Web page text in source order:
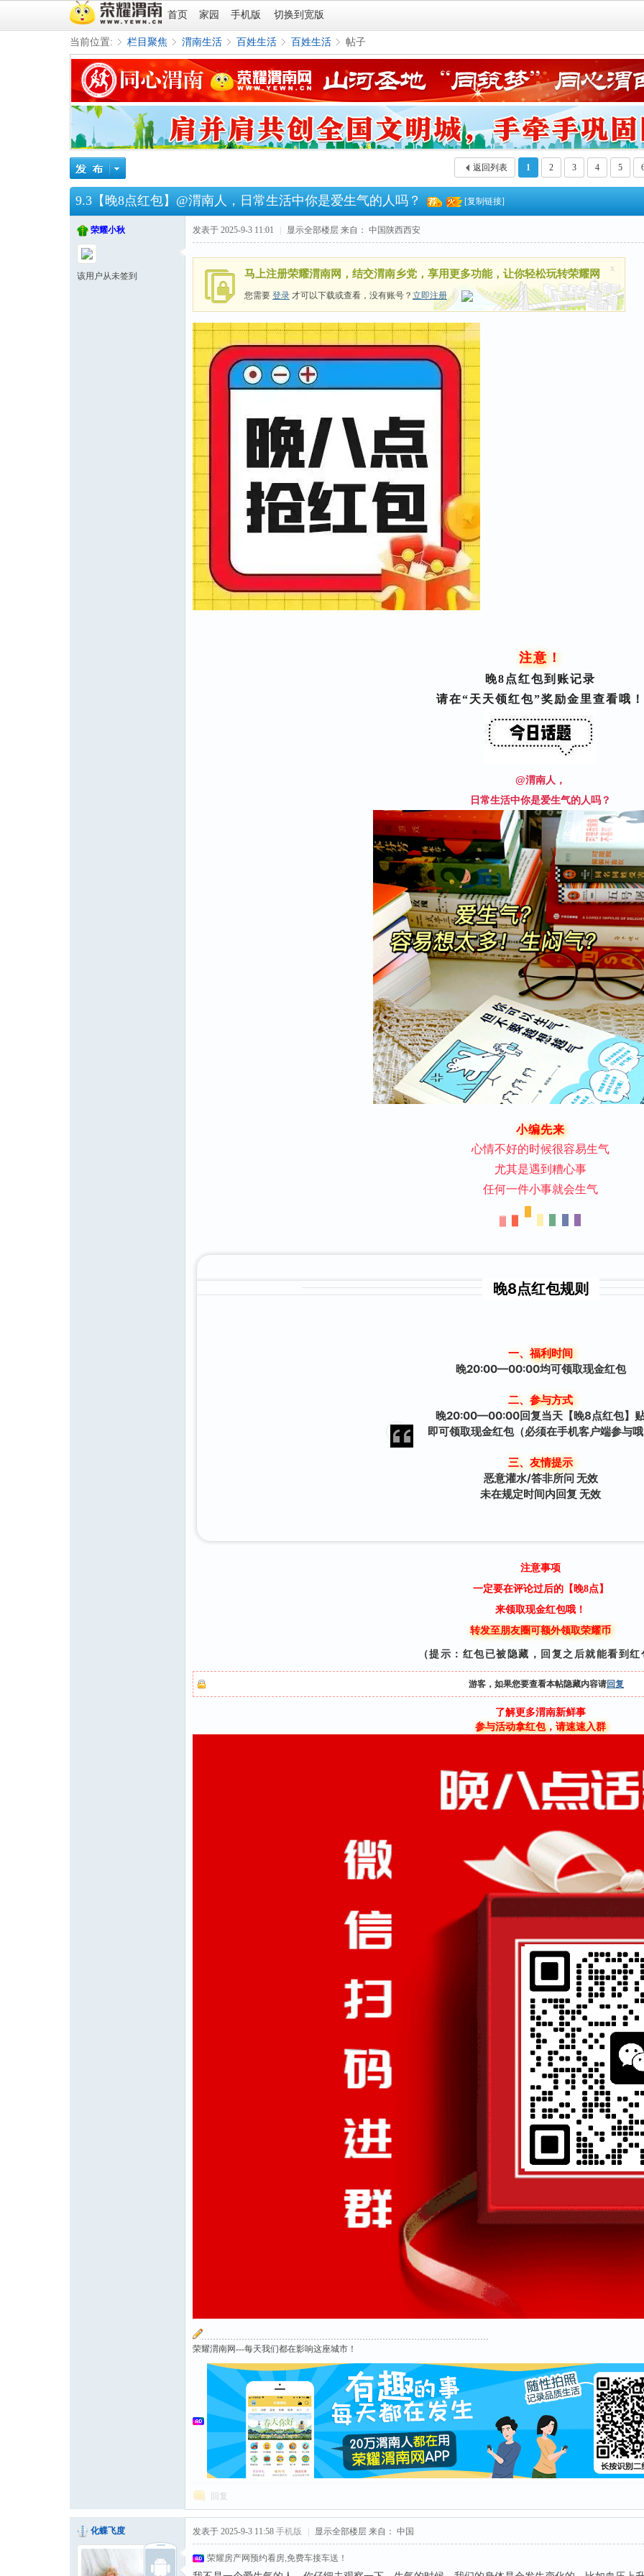
首页 家园 手机版 切换到宽版
当前位置:
»
栏目聚焦
›
渭南生活
›
百姓生活
›
百姓生活
›
帖子
1 2 3 4 5
返回列表
9.3【晚8点红包】@渭南人，日常生活中你是爱生气的人吗？ [复制链接]
荣耀小秋
该用户从未签到
发表于 2025-9-3 11:01 显示全部楼层 来自： 中国陕西西安
马上注册荣耀渭南网，结交渭南乡党，享用更多功能，让你轻松玩转荣耀网
您需要 登录 才可以下载或查看，没有账号？ 立即注册 |
x
注意！
晚8点红包到账记录
请在“天天领红包”奖励金里查看哦！
@渭南人，
日常生活中你是爱生气的人吗？
小编先来
心情不好的时候很容易生气
尤其是遇到糟心事
任何一件小事就会生气
晚8点红包规则
一、福利时间
晚20:00—00:00均可领取现金红包
二、参与方式
晚20:00—00:00回复当天【晚8点红包】
即可领取现金红包（必须在手机客户端参与
三、友情提示
恶意灌水/答非所问 无效
未在规定时间内回复 无效
注意事项
一定要在评论过后的【晚8点】
来领取现金红包哦！
转发至朋友圈可额外领取荣耀币
（提示：红包已被隐藏，回复之后就能看到红
游客，如果您要查看本帖隐藏内容请回复
了解更多渭南新鲜事
参与活动拿红包，请速速入群
荣耀渭南网---每天我们都在影响这座城市！
回复
化蝶飞度 发表于 2025-9-3 11:58 手机版 显示全部楼层 来自： 中国
荣耀房产网预约看房,免费车接车送！